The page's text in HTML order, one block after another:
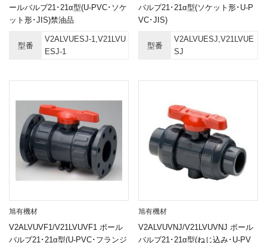
ールバルブ21･21α型(U-PVC･ソケ
ット形･JIS)禁油品
型番
V2ALVUESJ-1,V21LVU
ESJ-1
バルブ21･21α型(ソケット形･U-P
VC･JIS)
型番
V2ALVUESJ,V21LVUE
SJ
旭有機材
V2ALVUVF1/V21LVUVF1 ボール
バルブ21･21α型(U-PVC･フランジ
旭有機材
V2ALVUVNJ/V21LVUVNJ ボール
バルブ21･21α型(ねじ込み･U-PV